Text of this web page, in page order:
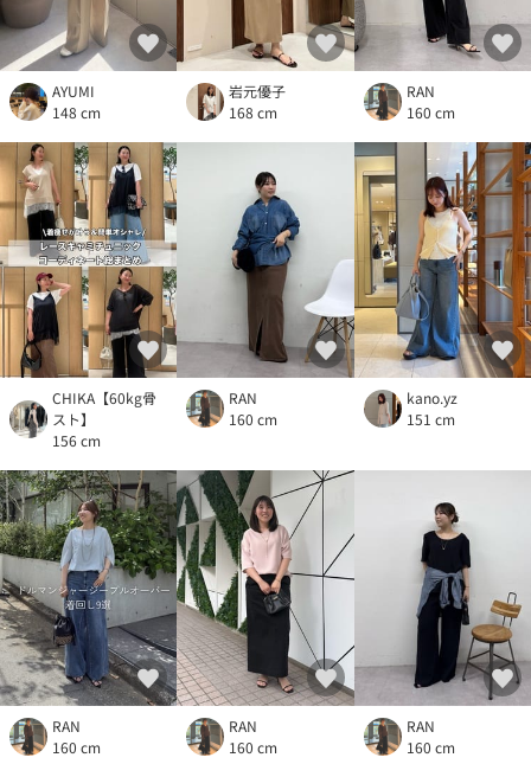
AYUMI
148 cm
岩元優子
168 cm
RAN
160 cm
CHIKA【60kg骨
スト】
156 cm
RAN
160 cm
kano.yz
151 cm
RAN
160 cm
RAN
160 cm
RAN
160 cm